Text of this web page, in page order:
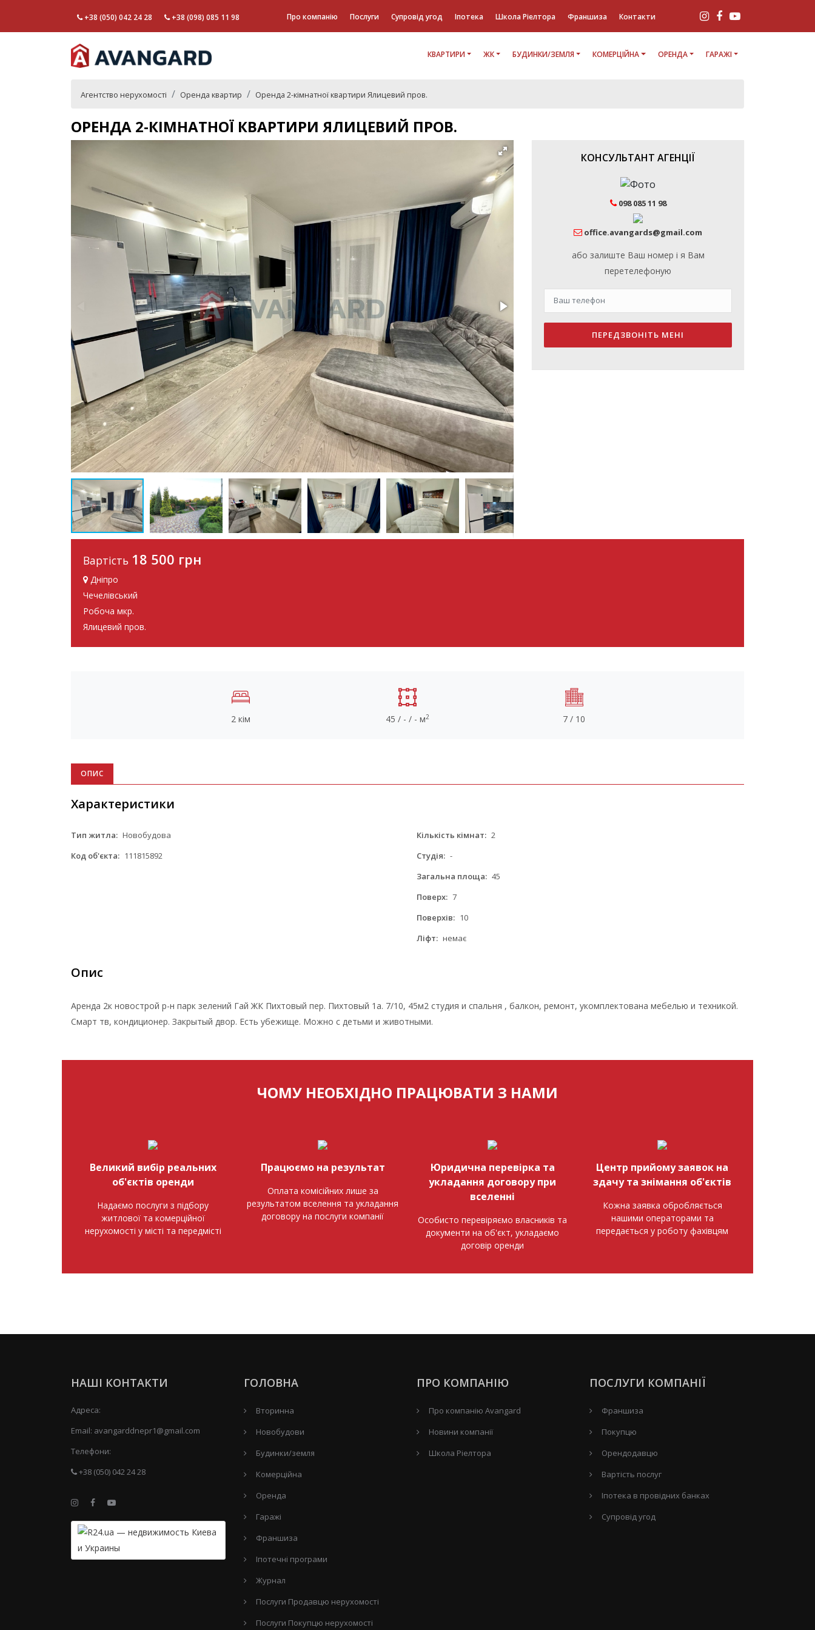
+38 (050) 042 24 28 +38 (098) 085 11 98 Про компанію Послуги Супровід угод Іпотека Школа Ріелтора Франшиза Контакти
КВАРТИРИ ЖК БУДИНКИ/ЗЕМЛЯ КОМЕРЦІЙНА ОРЕНДА ГАРАЖІ
Агентство нерухомості Оренда квартир Оренда 2-кімнатної квартири Ялицевий пров.
ОРЕНДА 2-КІМНАТНОЇ КВАРТИРИ ЯЛИЦЕВИЙ ПРОВ.
КОНСУЛЬТАНТ АГЕНЦІЇ
098 085 11 98
office.avangards@gmail.com
або залиште Ваш номер і я Вам
перетелефоную
ПЕРЕДЗВОНІТЬ МЕНІ
Вартість 18 500 грн
Дніпро
Чечелівський
Робоча мкр.
Ялицевий пров.
2 кім 45 / - / - м2 7 / 10
ОПИС
Характеристики
Тип житла: Новобудова
Код об'єкта: 111815892
Кількість кімнат: 2
Студія: -
Загальна площа: 45
Поверх: 7
Поверхів: 10
Ліфт: немає
Опис
Аренда 2к новострой р-н парк зелений Гай ЖК Пихтовый пер. Пихтовый 1а. 7/10, 45м2 студия и спальня , балкон, ремонт, укомплектована мебелью и техникой.
Смарт тв, кондиционер. Закрытый двор. Есть убежище. Можно с детьми и животными.
ЧОМУ НЕОБХІДНО ПРАЦЮВАТИ З НАМИ
Великий вибір реальних
об'єктів оренди
Надаємо послуги з підбору
житлової та комерційної
нерухомості у місті та передмісті
Працюємо на результат
Оплата комісійних лише за
результатом вселення та укладання
договору на послуги компанії
Юридична перевірка та
укладання договору при
вселенні
Особисто перевіряємо власників та
документи на об'єкт, укладаємо
договір оренди
Центр прийому заявок на
здачу та знімання об'єктів
Кожна заявка обробляється
нашими операторами та
передається у роботу фахівцям
НАШІ КОНТАКТИ
Адреса:
Email: avangarddnepr1@gmail.com
Телефони:
+38 (050) 042 24 28
ГОЛОВНА
Вторинна
Новобудови
Будинки/земля
Комерційна
Оренда
Гаражі
Франшиза
Іпотечні програми
Журнал
Послуги Продавцю нерухомості
Послуги Покупцю нерухомості
ПРО КОМПАНІЮ
Про компанію Avangard
Новини компанії
Школа Ріелтора
ПОСЛУГИ КОМПАНІЇ
Франшиза
Покупцю
Орендодавцю
Вартість послуг
Іпотека в провідних банках
Супровід угод